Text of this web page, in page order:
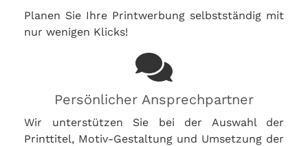
Planen Sie Ihre Printwerbung selbstständig mit
nur wenigen Klicks!
Persönlicher Ansprechpartner
Wir unterstützen Sie bei der Auswahl der
Printtitel, Motiv-Gestaltung und Umsetzung der